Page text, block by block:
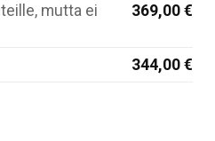
mutta ei
369,00 €
344,00 €